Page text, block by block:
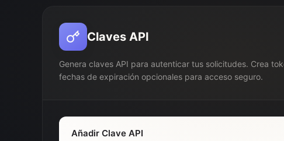
Claves API
Genera claves API para autenticar tus solicitudes. Crea
fechas de expiración opcionales para acceso seguro.
Añadir Clave API